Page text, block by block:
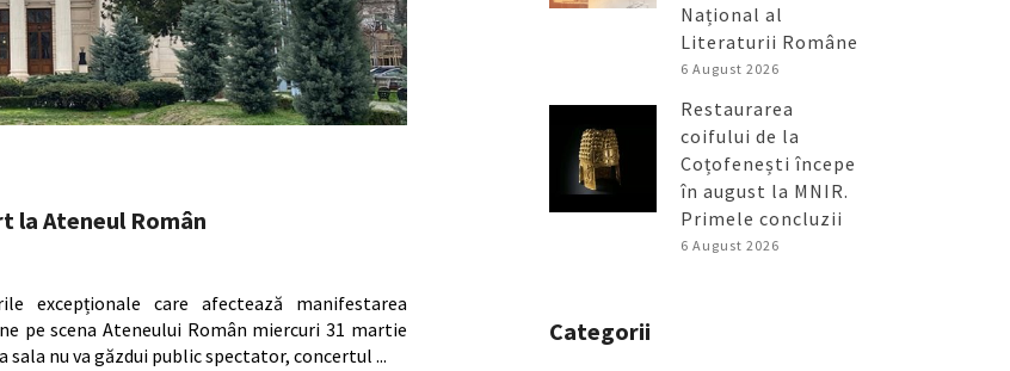
la Ateneul Român
excepționale care afectează manifestarea
pe scena Ateneului Român miercuri 31 martie
sala nu va găzdui public spectator, concertul
Național al
Literaturii Române
6 August 2026
Restaurarea
coifului de la
Coțofenești începe
în august la MNIR.
Primele concluzii
6 August 2026
Categorii